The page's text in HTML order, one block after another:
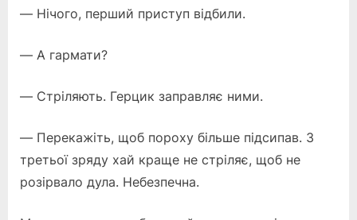
— Нічого, перший приступ відбили.
— А гармати?
— Стріляють. Герцик заправляє ними.
— Перекажіть, щоб пороху більше підсипав. З
третьої зряду хай краще не стріляє, щоб не
розірвало дула. Небезпечна.